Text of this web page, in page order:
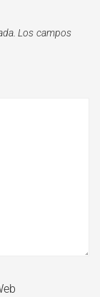
Los campos